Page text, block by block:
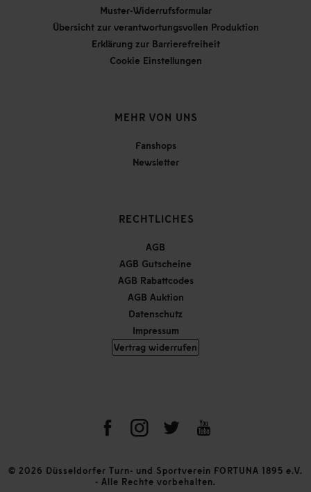
Muster-Widerrufsformular
Übersicht zur verantwortungsvollen Produktion
Erklärung zur Barrierefreiheit
Cookie Einstellungen
MEHR VON UNS
Fanshops
Newsletter
RECHTLICHES
AGB
AGB Gutscheine
AGB Rabattcodes
AGB Auktion
Datenschutz
Impressum
Vertrag widerrufen
© 2026 Düsseldorfer Turn- und Sportverein FORTUNA 1895 e.V.
- Alle Rechte vorbehalten.